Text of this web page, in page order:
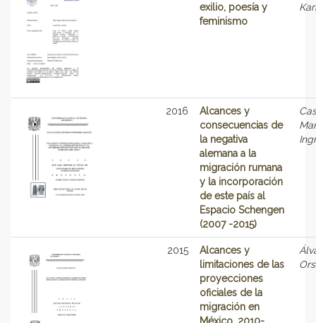
exilio, poesía y
feminismo
2016
Alcances y
consecuencias de
la negativa
alemana a la
migración rumana
y la incorporación
de este país al
Espacio Schengen
(2007 -2015)
2015
Alcances y
limitaciones de las
proyecciones
oficiales de la
migración en